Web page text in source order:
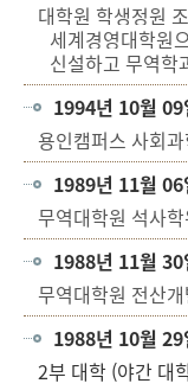
대학원 학생정원
세계경영대학원
신설하고 무역학
1994년 10월 09
용인캠퍼스 사회
1989년 11월 06
무역대학원 석사
1988년 11월 30
무역대학원 전산
1988년 10월 29
2부 대학 (야간 대